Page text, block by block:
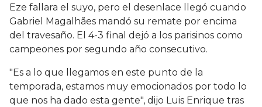
Eze fallara el suyo, pero el desenlace llegó cuando
Gabriel Magalhães mandó su remate por encima
del travesaño. El 4-3 final dejó a los parisinos como
campeones por segundo año consecutivo.
"Es a lo que llegamos en este punto de la
temporada, estamos muy emocionados por todo lo
que nos ha dado esta gente", dijo Luis Enrique tras